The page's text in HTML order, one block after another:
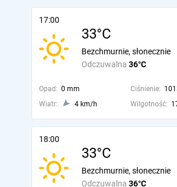
17:00
33°C
Odczuwalna 36°C
Bezchmurnie, słonecznie
Opad: 0 mm Ciśnienie:
Wiatr:
4 km/h Wilgotność:
18:00
33°C
Odczuwalna 36°C
Bezchmurnie, słonecznie